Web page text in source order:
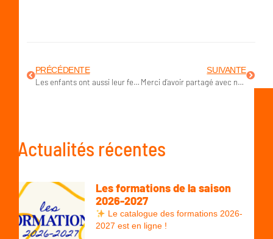
PRÉCÉDENTE
Les enfants ont aussi leur festival !
SUIVANTE
Merci d’avoir partagé avec nous cette 37e édition du Festival des Arts du Récit !
Actualités récentes
Les formations de la saison
2026-2027
Le catalogue des formations 2026-
2027 est en ligne !